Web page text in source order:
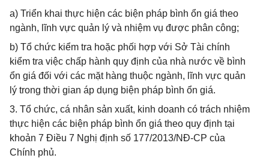
a) Triển khai thực hiện các biện pháp bình ổn giá theo
ngành, lĩnh vực quản lý và nhiệm vụ được phân công;
b) Tổ chức kiểm tra hoặc phối hợp với Sở Tài chính
kiểm tra việc chấp hành quy định của nhà nước về bình
ổn giá đối với các mặt hàng thuộc ngành, lĩnh vực quản
lý trong thời gian áp dụng biện pháp bình ổn giá.
3. Tổ chức, cá nhân sản xuất, kinh doanh có trách nhiệm
thực hiện các biện pháp bình ổn giá theo quy định tại
khoản 7 Điều 7 Nghị định số 177/2013/NĐ-CP của
Chính phủ.